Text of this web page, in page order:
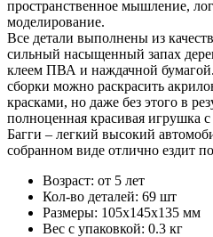
пространственное мышление,
моделирование.
Все детали выполнены из
сильный насыщенный запах
клеем ПВА и наждачной
сборки можно раскрасить
красками, но даже без этого в
полноценная красивая игрушка
Багги – легкий высокий
собранном виде отлично ездит
Возраст: от 5 лет
Кол-во деталей: 69 шт
Размеры: 105х145х135 мм
Вес с упаковкой: 0.3 кг